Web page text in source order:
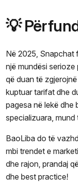
💡
Në 2025, Snapchat
një mundësi
që duan të
kuptuar tarifat dhe
pagesa në lekë dhe
specializuara,
BaoLiba do të
mbi trendet e
dhe rajon, prandaj
dhe best practice!